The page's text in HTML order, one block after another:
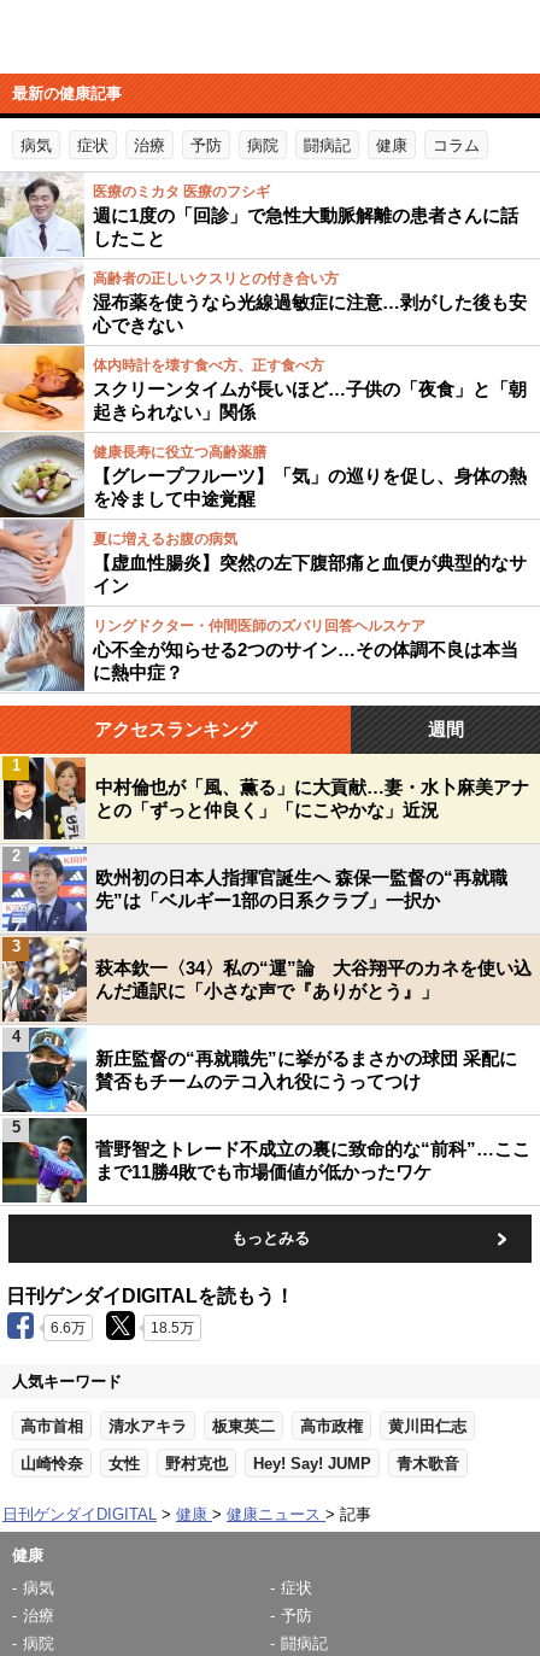
最新の健康記事
病気 症状 治療 予防 病院 闘病記 健康 コラム
医療のミカタ 医療のフシギ
週に1度の「回診」で急性大動脈解離の患者さんに話
したこと
高齢者の正しいクスリとの付き合い方
湿布薬を使うなら光線過敏症に注意…剥がした後も安
心できない
体内時計を壊す食べ方、正す食べ方
スクリーンタイムが長いほど…子供の「夜食」と「朝
起きられない」関係
健康長寿に役立つ高齢薬膳
【グレープフルーツ】「気」の巡りを促し、身体の熱
を冷まして中途覚醒
夏に増えるお腹の病気
【虚血性腸炎】突然の左下腹部痛と血便が典型的なサ
イン
リングドクター・仲間医師のズバリ回答ヘルスケア
心不全が知らせる2つのサイン…その体調不良は本当
に熱中症？
アクセスランキング 週間
中村倫也が「風、薫る」に大貢献…妻・水卜麻美アナ
との「ずっと仲良く」「にこやかな」近況
1
欧州初の日本人指揮官誕生へ 森保一監督の“再就職
先”は「ベルギー1部の日系クラブ」一択か
2
萩本欽一〈34〉私の“運”論 大谷翔平のカネを使い込
んだ通訳に「小さな声で『ありがとう』」
3
新庄監督の“再就職先”に挙がるまさかの球団 采配に
賛否もチームのテコ入れ役にうってつけ
4
菅野智之トレード不成立の裏に致命的な“前科”…ここ
まで11勝4敗でも市場価値が低かったワケ
5
もっとみる
日刊ゲンダイDIGITALを読もう！
6.6万 18.5万
人気キーワード
高市首相 清水アキラ 板東英二 高市政権 黄川田仁志
山崎怜奈 女性 野村克也 Hey! Say! JUMP 青木歌音
日刊ゲンダイDIGITAL 健康 健康ニュース 記事
健康
病気
症状
治療
予防
病院
闘病記